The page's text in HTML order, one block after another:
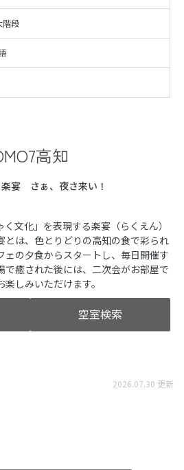
階段
高知
宴 さぁ、夜さ来い！
文化」を表現する楽宴（らくえん）
とは、色とりどりの高知の食で彩られ
ェの夕食からスタートし、毎日開催す
で癒された後には、二次会がお部屋で
しみいただけます。
空室検索
2026.07.30 更新